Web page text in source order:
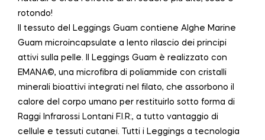
rotondo!
Il tessuto del Leggings Guam contiene Alghe Marine
Guam microincapsulate a lento rilascio dei principi
attivi sulla pelle. Il Leggings Guam è realizzato con
EMANA©, una microfibra di poliammide con cristalli
minerali bioattivi integrati nel filato, che assorbono il
calore del corpo umano per restituirlo sotto forma di
Raggi Infrarossi Lontani F.I.R:, a tutto vantaggio di
cellule e tessuti cutanei. Tutti i Leggings a tecnologia